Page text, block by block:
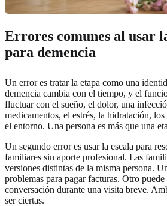
Errores comunes al usar
para demencia
Un error es tratar la etapa como una
demencia cambia con el tiempo, y el
fluctuar con el sueño, el dolor, una
medicamentos, el estrés, la hidratación,
el entorno. Una persona es más que una
Un segundo error es usar la escala para
familiares sin aporte profesional. Las
versiones distintas de la misma persona.
problemas para pagar facturas. Otro
conversación durante una visita breve.
ser ciertas.